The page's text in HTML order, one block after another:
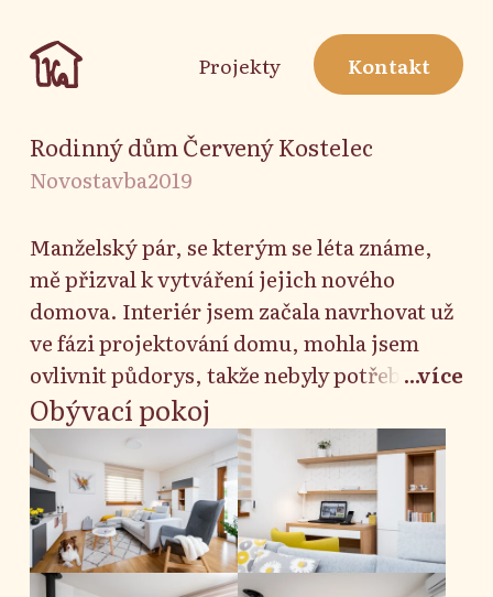
Projekty Kontakt
Rodinný dům Červený Kostelec
Novostavba2019
Manželský pár, se kterým se léta známe,
mě přizval k vytváření jejich nového
domova. Interiér jsem začala navrhovat už
ve fázi projektování domu, mohla jsem
ovlivnit půdorys, takže nebyly potřeba
žádné dodatečné úpravy. Jelikož je
majitelům blízký skandinávský styl,
navrhování se ubíralo tímto směrem.
Veškerý nábytek jsem navrhla na míru. Na
výsledné podobě jsme se shodli, majitelé si
nechali poradit s výběrem podlah a dveří,
...více
Obývací pokoj